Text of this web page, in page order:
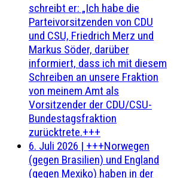
schreibt er: „Ich habe die
Parteivorsitzenden von CDU
und CSU, Friedrich Merz und
Markus Söder, darüber
informiert, dass ich mit diesem
Schreiben an unsere Fraktion
von meinem Amt als
Vorsitzender der CDU/CSU-
Bundestagsfraktion
zurücktrete.+++
6. Juli 2026 | +++Norwegen
(gegen Brasilien) und England
(gegen Mexiko) haben in der